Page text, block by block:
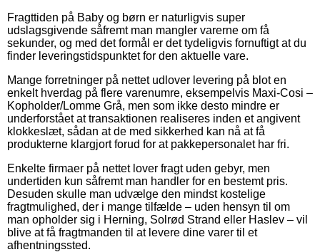
Fragttiden på Baby og børn er naturligvis super
udslagsgivende såfremt man mangler varerne om få
sekunder, og med det formål er det tydeligvis fornuftigt at du
finder leveringstidspunktet for den aktuelle vare.
Mange forretninger på nettet udlover levering på blot en
enkelt hverdag på flere varenumre, eksempelvis Maxi-Cosi –
Kopholder/Lomme Grå, men som ikke desto mindre er
underforstået at transaktionen realiseres inden et angivent
klokkeslæt, sådan at de med sikkerhed kan nå at få
produkterne klargjort forud for at pakkepersonalet har fri.
Enkelte firmaer på nettet lover fragt uden gebyr, men
undertiden kun såfremt man handler for en bestemt pris.
Desuden skulle man udvælge den mindst kostelige
fragtmulighed, der i mange tilfælde – uden hensyn til om
man opholder sig i Herning, Solrød Strand eller Haslev – vil
blive at få fragtmanden til at levere dine varer til et
afhentningssted.